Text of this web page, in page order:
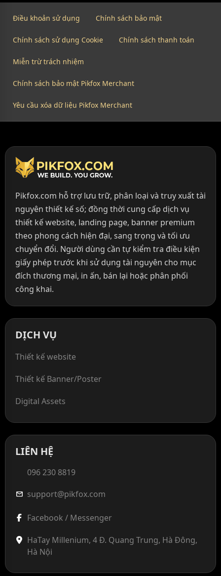
Điều khoản sử dụng Chính sách bảo mật
Chính sách sử dụng Cookie Chính sách thanh toán
Miễn trừ trách nhiệm
Chính sách bảo mật Pikfox Merchant
Yêu cầu xóa dữ liệu Pikfox Merchant
Pikfox.com hỗ trợ lưu trữ, phân loại và truy xuất tài
nguyên thiết kế số; đồng thời cung cấp dịch vụ
thiết kế website, landing page, banner premium
theo phong cách hiện đại, sang trọng và tối ưu
chuyển đổi. Người dùng cần tự kiểm tra điều kiện
giấy phép trước khi sử dụng tài nguyên cho mục
đích thương mại, in ấn, bán lại hoặc phân phối
công khai.
DỊCH VỤ
Thiết kế website
Thiết kế Banner/Poster
Digital Assets
LIÊN HỆ
096 230 8819
mail support@pikfox.com
Facebook / Messenger
HaTay Millenium, 4 Đ. Quang Trung, Hà Đông,
Hà Nội